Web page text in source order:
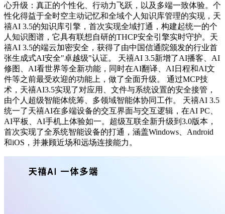
心升级：真正的个性化、行动力飞跃，以及多端一致体验。个
性化得益于全时空主动记忆和全域个人知识库管理的实现，天
禧AI 3.5的知识库引擎，首次实现全域打通，构建起统一的个
人知识图谱，它具有联想自研的THCP安全引擎实时守护。天
禧AI 3.5的端云加密安全，获得了由中国信通院颁发的行业首
张生成式AI安全"卓越级"认证。 天禧AI 3.5新增了AI播客、AI
修图、AI看世界等全新功能，同时在AI翻译、AI日程和AI文
件等之前最受欢迎的功能上，做了全面升级。 通过MCP技
术，天禧AI3.5实现了对应用、文件与系统设置的安全接管，
由个人超级智能体统筹、多领域智能体协同工作。 天禧AI 3.5
统一了天禧AI在多端设备的交互界面与交互逻辑，在AI PC、
AI平板、AI手机上体验如一。超级互联全新升级到3.0版本，
首次实现了全系统智能设备的打通，涵盖Windows、Android
和iOS，并兼顾近场和远场连接能力。